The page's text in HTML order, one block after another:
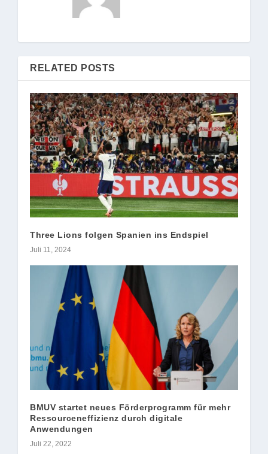
RELATED POSTS
Three Lions folgen Spanien ins Endspiel
Juli 11, 2024
BMUV startet neues Förderprogramm für mehr
Ressourceneffizienz durch digitale
Anwendungen
Juli 22, 2022